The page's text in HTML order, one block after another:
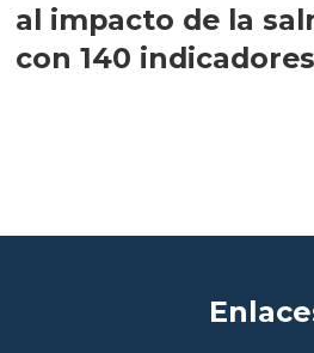
al impacto de la
con 140 indicadores